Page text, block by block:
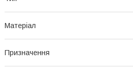
Матеріал
Призначення